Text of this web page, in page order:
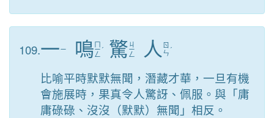
109.一ㄧ 鳴 ㄇ
ㄧ
ㄥ
ˊ 驚 ㄐ
ㄧ
ㄥ 人 ㄖ
ㄣ ˊ
比喻平時默默無聞，潛藏才華，一旦有機
會施展時，果真令人驚訝、佩服。與「庸
庸碌碌、沒沒（默默）無聞」相反。